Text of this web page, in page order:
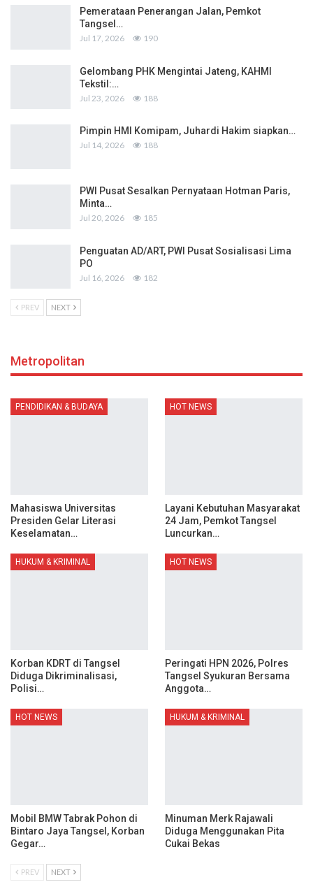
Pemerataan Penerangan Jalan, Pemkot
Tangsel…
Jul 17, 2026 190
Gelombang PHK Mengintai Jateng, KAHMI
Tekstil:…
Jul 23, 2026 188
Pimpin HMI Komipam, Juhardi Hakim siapkan…
Jul 14, 2026 188
PWI Pusat Sesalkan Pernyataan Hotman Paris,
Minta…
Jul 20, 2026 185
Penguatan AD/ART, PWI Pusat Sosialisasi Lima
PO
Jul 16, 2026 182
PREV NEXT
Metropolitan
PENDIDIKAN & BUDAYA
Mahasiswa Universitas
Presiden Gelar Literasi
Keselamatan…
HOT NEWS
Layani Kebutuhan Masyarakat
24 Jam, Pemkot Tangsel
Luncurkan…
HUKUM & KRIMINAL
Korban KDRT di Tangsel
Diduga Dikriminalisasi,
Polisi…
HOT NEWS
Peringati HPN 2026, Polres
Tangsel Syukuran Bersama
Anggota…
HOT NEWS
Mobil BMW Tabrak Pohon di
Bintaro Jaya Tangsel, Korban
Gegar…
HUKUM & KRIMINAL
Minuman Merk Rajawali
Diduga Menggunakan Pita
Cukai Bekas
PREV NEXT